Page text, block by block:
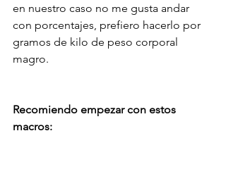
en nuestro caso no me gusta andar
con porcentajes, prefiero hacerlo por
gramos de kilo de peso corporal
magro.
Recomiendo empezar con estos
macros: